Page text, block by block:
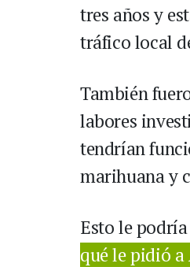
tres años y
tráfico local
También
labores
tendrían
marihuana y
Esto le
qué le pidió